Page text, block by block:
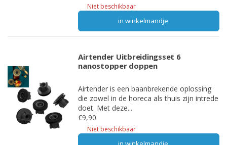
Niet beschikbaar
in winkelmandje
Airtender Uitbreidingsset 6
nanostopper doppen
Airtender is een baanbrekende oplossing
die zowel in de horeca als thuis zijn intrede
doet. Met deze...
€9,90
Niet beschikbaar